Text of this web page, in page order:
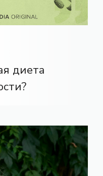
диета